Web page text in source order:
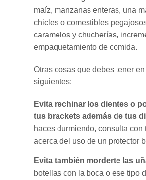
maíz, manzanas enteras, una
chicles o comestibles
caramelos y chucherías,
empaquetamiento de comida.
Otras cosas que debes tener
siguientes:
Evita rechinar los dientes o
tus brackets además de tus
haces durmiendo, consulta con
acerca del uso de un protector
Evita también morderte las
botellas con la boca o ese tipo